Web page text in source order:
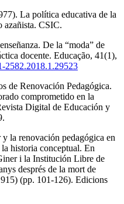
La política educativa de la
azañista. CSIC.
De la “moda” de
docente. Educação, 41(1),
2582.2018.1.29523
de Renovación Pedagógica.
comprometido en la
Digital de Educación y
la renovación pedagógica en
historia conceptual. En
i la Institución Libre de
després de la mort de
(pp. 101-126). Edicions